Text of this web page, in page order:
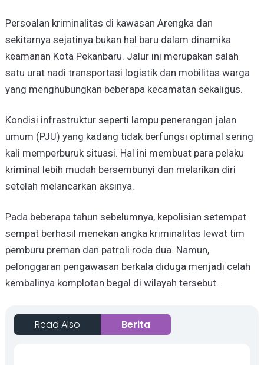
Persoalan kriminalitas di kawasan Arengka dan
sekitarnya sejatinya bukan hal baru dalam dinamika
keamanan Kota Pekanbaru. Jalur ini merupakan salah
satu urat nadi transportasi logistik dan mobilitas warga
yang menghubungkan beberapa kecamatan sekaligus.
Kondisi infrastruktur seperti lampu penerangan jalan
umum (PJU) yang kadang tidak berfungsi optimal sering
kali memperburuk situasi. Hal ini membuat para pelaku
kriminal lebih mudah bersembunyi dan melarikan diri
setelah melancarkan aksinya.
Pada beberapa tahun sebelumnya, kepolisian setempat
sempat berhasil menekan angka kriminalitas lewat tim
pemburu preman dan patroli roda dua. Namun,
pelonggaran pengawasan berkala diduga menjadi celah
kembalinya komplotan begal di wilayah tersebut.
Read Also Berita